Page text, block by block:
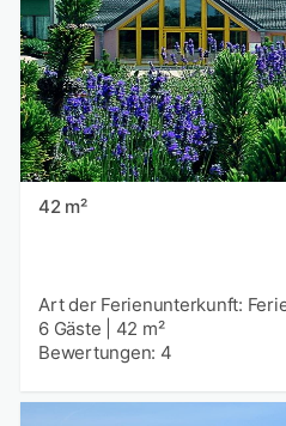
42 m²
Art der Ferienunterkunft:
6 Gäste
42 m²
Bewertungen: 4